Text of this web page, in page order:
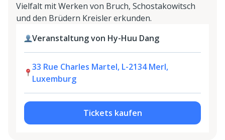
Vielfalt mit Werken von Bruch, Schostakowitsch
und den Brüdern Kreisler erkunden.
Veranstaltung von Hy-Huu Dang
33 Rue Charles Martel, L-2134 Merl,
Luxemburg
Tickets kaufen